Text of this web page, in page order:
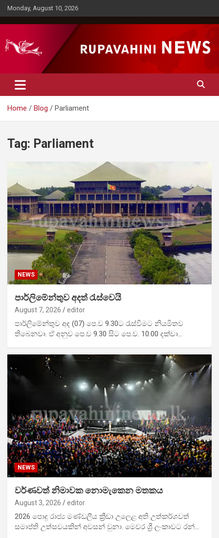
Skip
to
content
Monday, August 10, 2026
Rupavahini News
Home Blog Parliament
Tag: Parliament
NEWS
පාර්ලිමේන්තුව අදත් රැස්වෙයි
August 7, 2026 editor
පාර්ලිමේන්තුව අද (07) පෙ.ව 9.30ට රැස්වීමට නියමිතව
තිබෙනවා. ඒ අනුව පෙ.ව 9.30 සිට පෙ.ව. 10.00 දක්වා…
NEWS
වර්ණවත් නිමාවක නොමැකෙන මතකය
August 3, 2026 editor
2026 පොදු රාජ්‍ය මණ්ඩලීය ක්‍රීඩා උලෙ‍ළ අති උත්කර්ශවත්
සමාප්ති උත්සවයකින් අවසන් වුනා. මෙවර ශ්‍රී ලංකාවට රන්…